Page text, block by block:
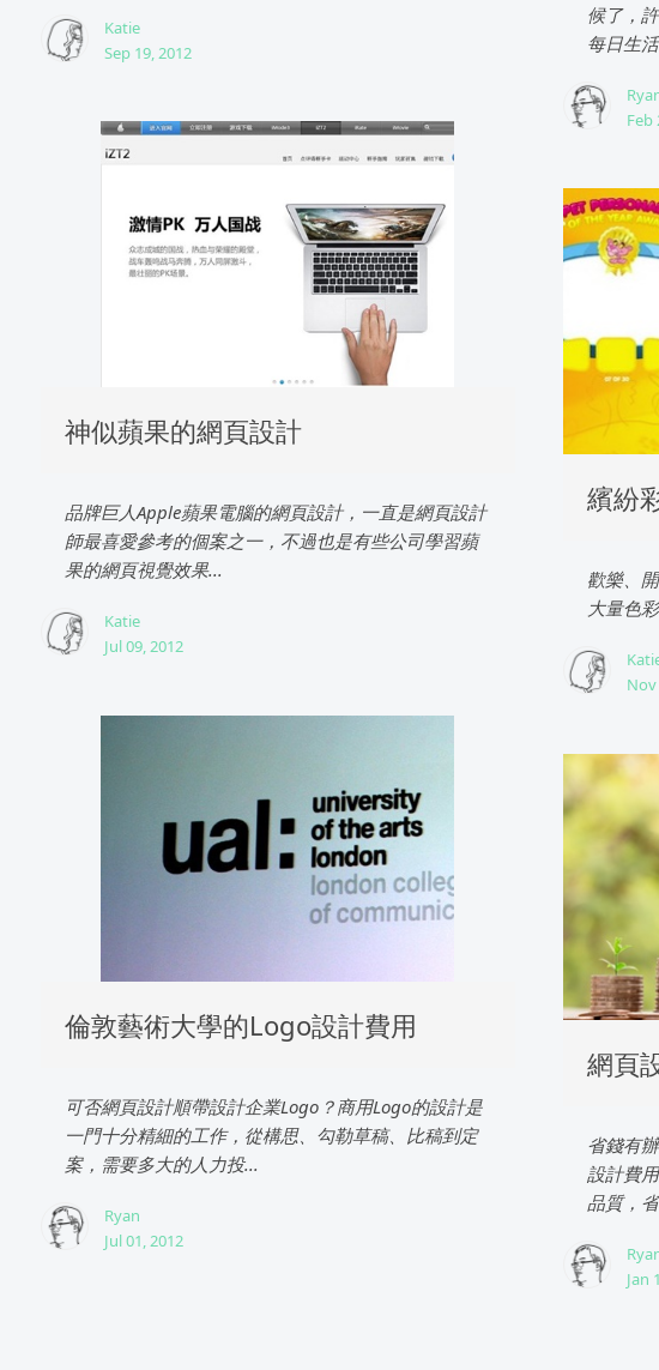
Katie
Sep 19, 2012
候了，
每日生
Feb
神似蘋果的網頁設計
品牌巨人Apple蘋果電腦的網頁設計，一直是網頁設計
師最喜愛參考的個案之一，不過也是有些公司學習蘋
果的網頁視覺效果...
Katie
Jul 09, 2012
繽紛
歡樂、
大量色
Nov
倫敦藝術大學的Logo設計費用
可否網頁設計順帶設計企業Logo？商用Logo的設計是
一門十分精細的工作，從構思、勾勒草稿、比稿到定
案，需要多大的人力投...
Ryan
Jul 01, 2012
網頁
省錢有
設計費
品質，
Jan